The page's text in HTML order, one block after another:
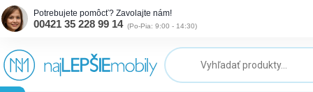
Potrebujete pomôcť? Zavolajte nám!
00421 35 228 99 14 (Po-Pia: 9:00 - 14:30)